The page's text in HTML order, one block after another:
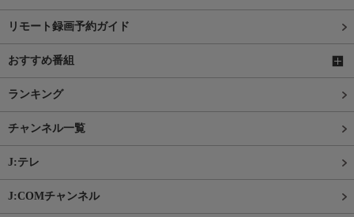
リモート録画予約ガイド
おすすめ番組
ランキング
チャンネル一覧
J:テレ
J:COMチャンネル